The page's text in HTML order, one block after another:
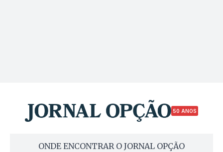
50 ANOS
ONDE ENCONTRAR O JORNAL OPÇÃO